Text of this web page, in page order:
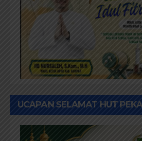
UCAPAN SELAMAT HUT